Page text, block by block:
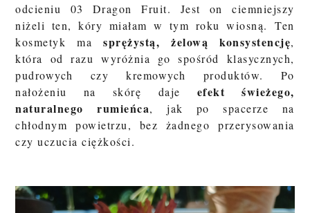
odcieniu 03 Dragon Fruit. Jest on ciemniejszy
niżeli ten, kóry miałam w tym roku wiosną.Ten
kosmetyk masprężystą, żelową konsystencję,
która od razu wyróżnia go spośród klasycznych,
pudrowych czy kremowych produktów. Po
nałożeniu na skórę daje efekt świeżego,
naturalnego rumieńca, jak po spacerze na
chłodnym powietrzu, bez żadnego przerysowania
czy uczucia ciężkości.